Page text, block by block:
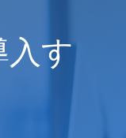
入す